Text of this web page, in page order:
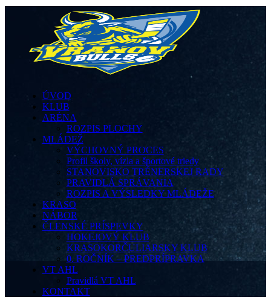
ÚVOD
KLUB
ARÉNA
ROZPIS PLOCHY
MLÁDEŽ
VÝCHOVNÝ PROCES
Profil školy, vízia a športové triedy
STANOVISKO TRÉNERSKEJ RADY
PRAVIDLÁ SPRÁVANIA
ROZPIS A VÝSLEDKY MLÁDEŽE
KRASO
NÁBOR
ČLENSKÉ PRÍSPEVKY
HOKEJOVÝ KLUB
KRASOKORČULIARSKY KLUB
0. ROČNÍK – PREDPRÍPRAVKA
VT AHL
Pravidlá VT AHL
KONTAKT